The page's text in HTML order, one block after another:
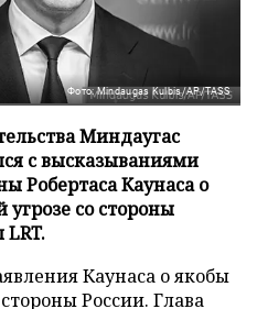
Фото: Mindaugas Kulbis/AP/TASS
Миндаугас
с высказываниями
Робертаса Каунаса о
со стороны
LRT.
Каунаса о якобы
России. Глава